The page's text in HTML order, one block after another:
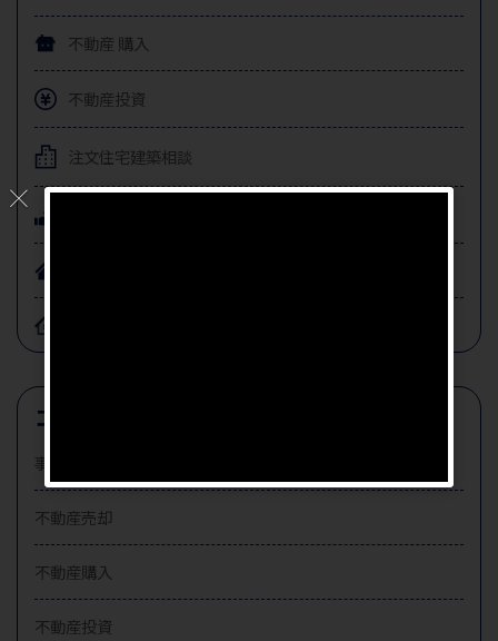
不動産 購入
不動産投資
注文住宅建築相談
コラムカテゴリー
事業転換プロデュース
不動産売却
不動産購入
不動産投資